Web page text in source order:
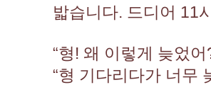
밟습니다. 드디어 11
“형! 왜 이렇게 늦었어
“형 기다리다가 너무